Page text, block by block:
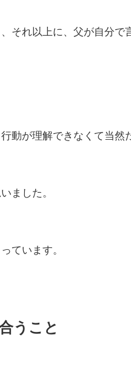
それ以上に、父が自分で
動が理解できなくて当然
ました。
ています。
うこと